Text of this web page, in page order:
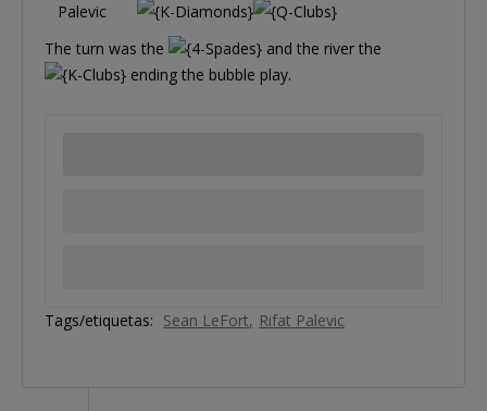
Palevic
The turn was the
and the river the
ending the bubble play.
Tags/etiquetas: Sean LeFort Rifat Palevic